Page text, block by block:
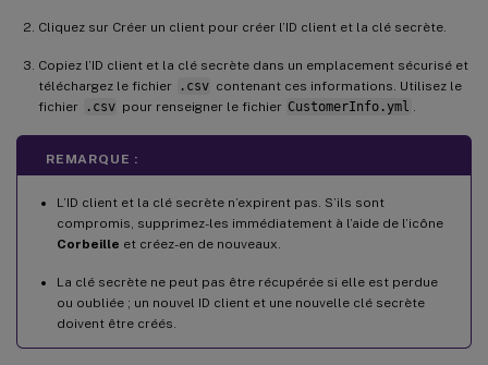
Cliquez sur Créer un client pour créer l’ID client et la clé secrète.
Copiez l’ID client et la clé secrète dans un emplacement sécurisé et
téléchargez le fichier
.csv contenant ces informations. Utilisez le
fichier
.csv pour renseigner le fichier CustomerInfo.yml .
REMARQUE :
L’ID client et la clé secrète n’expirent pas. S’ils sont
compromis, supprimez-les immédiatement à l’aide de l’icône
Corbeille et créez-en de nouveaux.
La clé secrète ne peut pas être récupérée si elle est perdue
ou oubliée ; un nouvel ID client et une nouvelle clé secrète
doivent être créés.